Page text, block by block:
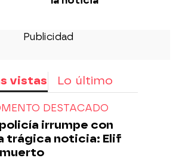
vistas Lo último
DESTACADO
irrumpe con
trágica noticia: Elif